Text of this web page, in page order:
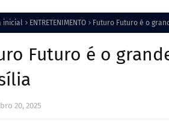
inicial ENTRETENIMENTO Futuro Futuro é o
Futuro é o
20, 2025